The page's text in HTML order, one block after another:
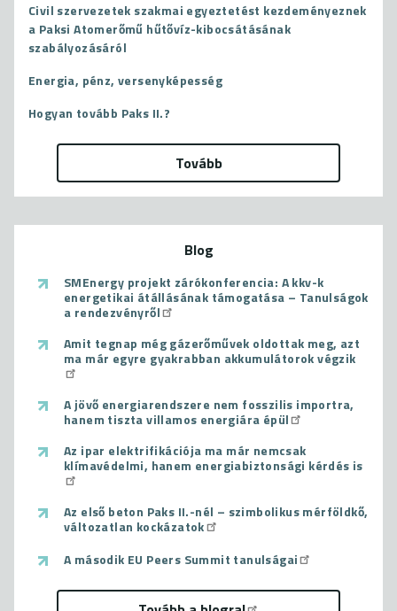
Civil szervezetek szakmai egyeztetést kezdeményeznek
a Paksi Atomerőmű hűtővíz-kibocsátásának
szabályozásáról
Energia, pénz, versenyképesség
Hogyan tovább Paks II.?
Tovább
Blog
SMEnergy projekt zárókonferencia: A kkv-k
energetikai átállásának támogatása – Tanulságok
a rendezvényről
Amit tegnap még gázerőművek oldottak meg, azt
ma már egyre gyakrabban akkumulátorok végzik
A jövő energiarendszere nem fosszilis importra,
hanem tiszta villamos energiára épül
Az ipar elektrifikációja ma már nemcsak
klímavédelmi, hanem energiabiztonsági kérdés is
Az első beton Paks II.-nél – szimbolikus mérföldkő,
változatlan kockázatok
A második EU Peers Summit tanulságai